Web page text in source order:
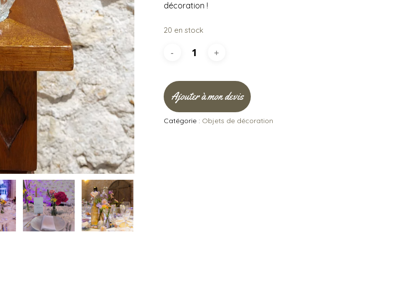
décoration !
20 en stock
Ajouter à mon devis
Catégorie : Objets de décoration